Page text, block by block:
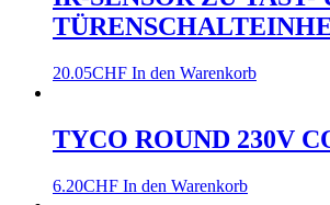
20.05CHF In den Warenkorb
TYCO ROUND 230V
6.20CHF In den Warenkorb